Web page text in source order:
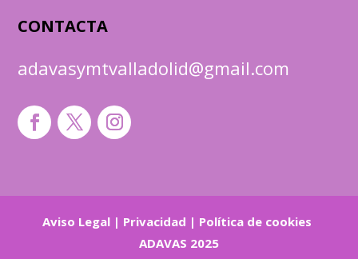
CONTACTA
adavasymtvalladolid@gmail.com
Aviso Legal | Privacidad | Política de cookies
ADAVAS 2025